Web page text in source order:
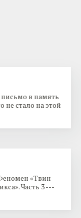
в память
стало на этой
«Твин
Часть 3 ---